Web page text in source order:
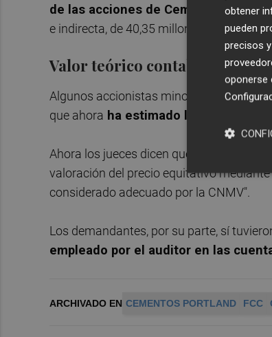
de las acciones de Cementos
e indirecta, de 40,35 millones de
Valor teórico contable
Algunos accionistas minoritarios
que ahora ha estimado la sección
Ahora los jueces dicen que "no se
valoración del precio equitativo
considerado adecuado por la CNMV".
Los demandantes, por su parte, sí
empleado por el auditor en las
ARCHIVADO EN CEMENTOS PORTLAND FCC
obtener
pueden
precisos
oponerse